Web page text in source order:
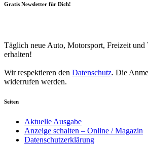
Gratis Newsletter für Dich!
Täglich neue Auto, Motorsport, Freizeit und
erhalten!
Wir respektieren den Datenschutz. Die
widerrufen werden.
Seiten
Aktuelle Ausgabe
Anzeige schalten – Online / Magazin
Datenschutzerklärung